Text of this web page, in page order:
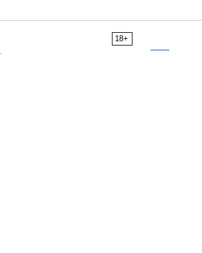
18+